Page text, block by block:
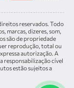
reservados. Todo
marcas, dizeres, som,
são de propriedade
reprodução, total ou
autorização. A
responsabilização cível
estão sujeitos a